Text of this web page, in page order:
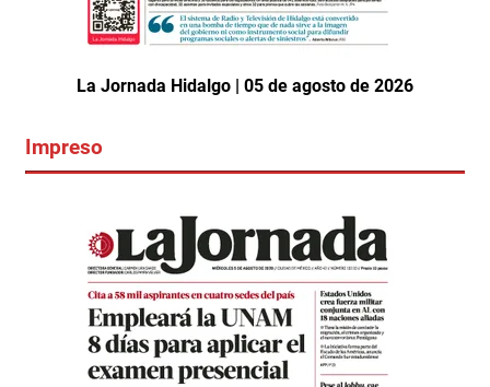
La Jornada Hidalgo | 05 de agosto de 2026
Impreso